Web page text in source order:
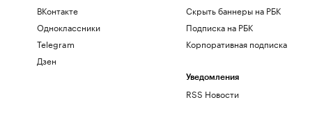
ВКонтакте
Одноклассники
Telegram
Дзен
Скрыть баннеры на РБК
Подписка на РБК
Корпоративная подписка
Уведомления
RSS Новости